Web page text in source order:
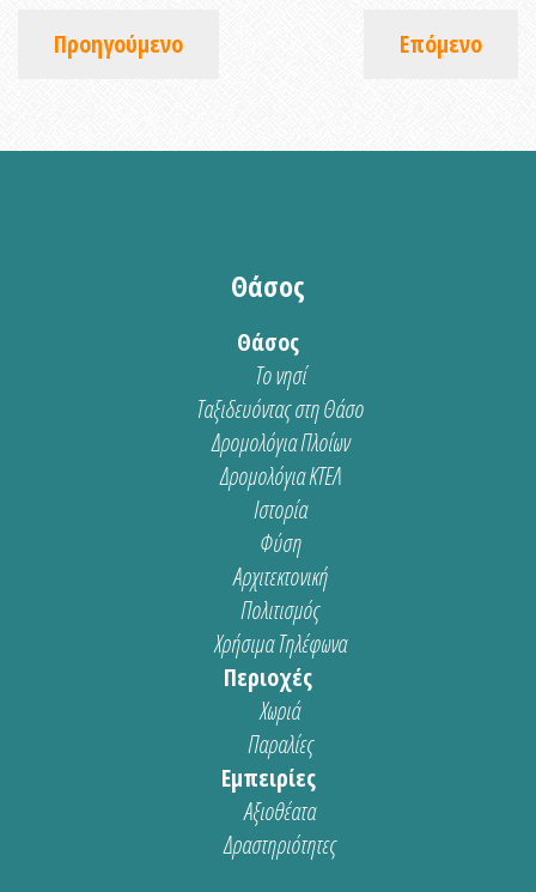
Προηγούμενο Επόμενο
Θάσος
Θάσος
Το νησί
Ταξιδευόντας στη Θάσο
Δρομολόγια Πλοίων
Δρομολόγια ΚΤΕΛ
Ιστορία
Φύση
Αρχιτεκτονική
Πολιτισμός
Χρήσιμα Τηλέφωνα
Περιοχές
Χωριά
Παραλίες
Εμπειρίες
Αξιοθέατα
Δραστηριότητες